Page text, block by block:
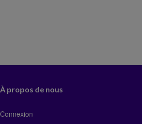
À propos de nous
Connexion